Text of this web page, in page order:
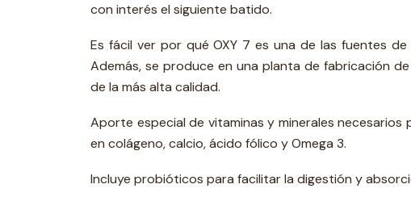
con interés el siguiente batido.
Es fácil ver por qué OXY 7 es una de las fuentes
Además, se produce en una planta de fabricación
de la más alta calidad.
Aporte especial de vitaminas y minerales necesarios
en colágeno, calcio, ácido fólico y Omega 3.
Incluye probióticos para facilitar la digestión y